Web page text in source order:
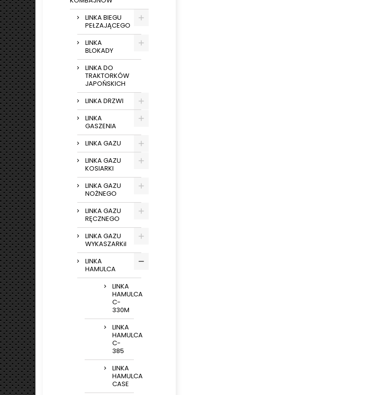
LINKA BIEGU
PEŁZAJĄCEGO
LINKA
BLOKADY
LINKA DO
TRAKTORKÓW
JAPOŃSKICH
LINKA DRZWI
LINKA
GASZENIA
LINKA GAZU
LINKA GAZU
KOSIARKI
LINKA GAZU
NOŻNEGO
LINKA GAZU
RĘCZNEGO
LINKA GAZU
WYKASZARKiI
LINKA
HAMULCA
LINKA
HAMULCA
C-
330M
LINKA
HAMULCA
C-
385
LINKA
HAMULCA
CASE